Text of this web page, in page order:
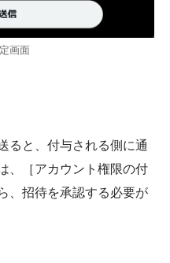
画面
ると、付与される側に通
、［アカウント権限の付
、招待を承認する必要が